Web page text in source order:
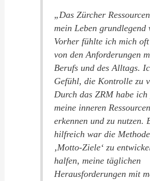
„Das Zürcher
mein Leben grundlegend
Vorher fühlte ich mich
von den Anforderungen
Berufs und des Alltags.
Gefühl, die Kontrolle zu
Durch das ZRM habe ich
meine inneren
erkennen und zu nutzen.
hilfreich war die
‚Motto-Ziele‘ zu
halfen, meine täglichen
Herausforderungen mit